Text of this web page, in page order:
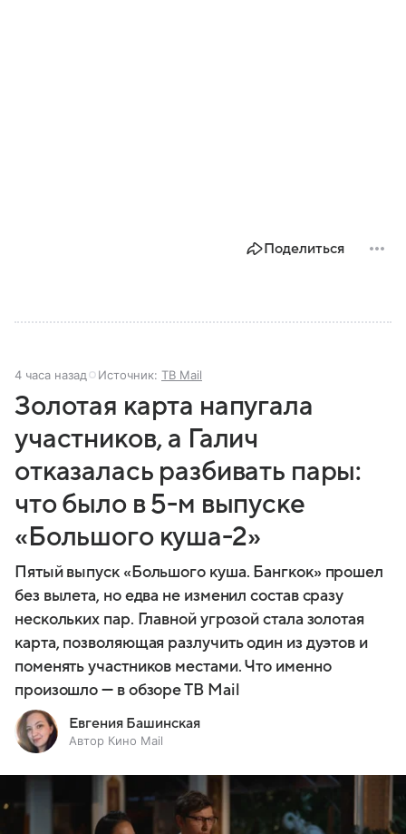
Поделиться
4 часа назад Источник: ТВ Mail
Золотая карта напугала
участников, а Галич
отказалась разбивать пары:
что было в 5-м выпуске
«Большого куша-2»
Пятый выпуск «Большого куша. Бангкок» прошел
без вылета, но едва не изменил состав сразу
нескольких пар. Главной угрозой стала золотая
карта, позволяющая разлучить один из дуэтов и
поменять участников местами. Что именно
произошло — в обзоре ТВ Mail
Евгения Башинская
Автор Кино Mail